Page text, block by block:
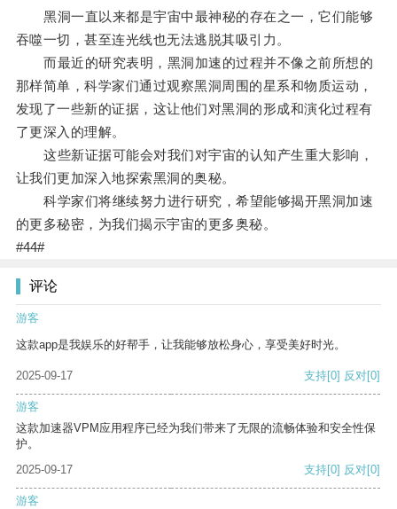
黑洞一直以来都是宇宙中最神秘的存在之一，它们能够
吞噬一切，甚至连光线也无法逃脱其吸引力。
而最近的研究表明，黑洞加速的过程并不像之前所想的
那样简单，科学家们通过观察黑洞周围的星系和物质运动，
发现了一些新的证据，这让他们对黑洞的形成和演化过程有
了更深入的理解。
这些新证据可能会对我们对宇宙的认知产生重大影响，
让我们更加深入地探索黑洞的奥秘。
科学家们将继续努力进行研究，希望能够揭开黑洞加速
的更多秘密，为我们揭示宇宙的更多奥秘。
#44#
评论
游客
这款app是我娱乐的好帮手，让我能够放松身心，享受美好时光。
2025-09-17 支持[0] 反对[0]
游客
这款加速器VPM应用程序已经为我们带来了无限的流畅体验和安全性保
护。
2025-09-17
支持[0] 反对[0]
游客